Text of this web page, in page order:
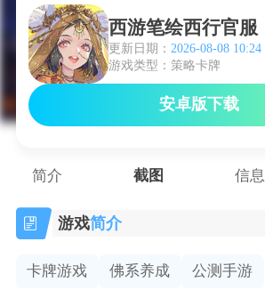
西游笔绘西行官服
更新日期： 2026-08-08 10:24
游戏类型：策略卡牌
安卓版下载
简介 截图 信息
游戏简介
卡牌游戏 佛系养成 公测手游